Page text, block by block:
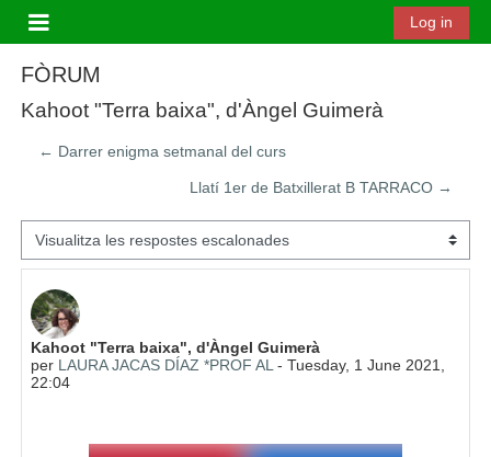
Panell lateral
Log in
FÒRUM
Kahoot "Terra baixa", d'Àngel Guimerà
← Darrer enigma setmanal del curs
Llatí 1er de Batxillerat B TARRACO →
Mode de visualització
Kahoot "Terra baixa", d'Àngel Guimerà
per LAURA JACAS DÍAZ *PROF AL -Tuesday, 1 June 2021,
22:04
Nombre de respostes: 0